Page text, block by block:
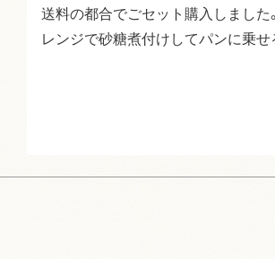
送料の都合でごセット購入しまし
レンジで砂糖煮付けしてパンに乗